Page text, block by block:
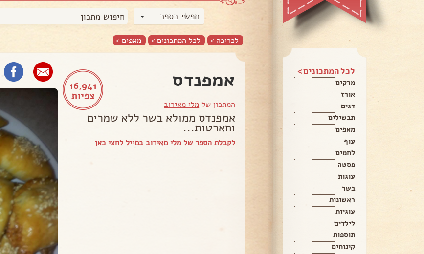
לכל המתכונים >
מרקים
אורז
דגים
תבשילים
מאפים
עוף
לחמים
פסטה
עוגות
בשר
ראשונות
עוגיות
לילדים
תוספות
קינוחים
חפשי בספר
לכריכה > לכל המתכונים > מאפים >
16,941
צפיות
אמפנדס
המתכון של מלי מאירוב
אמפנדס ממולא בשר ללא שמרים
וחארטות...
לקבלת הספר של מלי מאירוב במייל לחצי כאן